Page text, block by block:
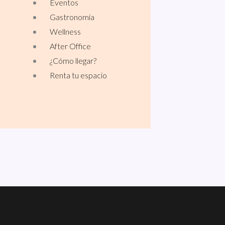
Eventos
Gastronomía
Wellness
After Office
¿Cómo llegar?
Renta tu espacio